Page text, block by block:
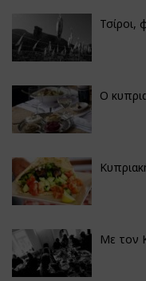
Τσίροι,
Ο
Με τον